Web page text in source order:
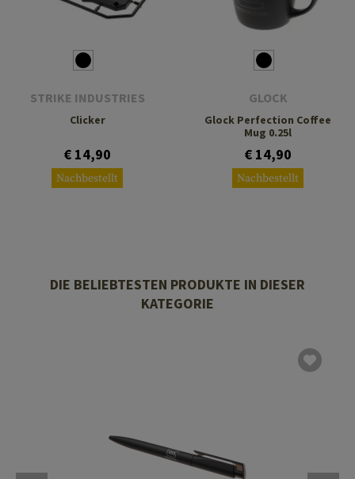
STRIKE INDUSTRIES
Clicker
€ 14,90
Nachbestellt
GLOCK
Glock Perfection Coffee
Mug 0.25l
€ 14,90
Nachbestellt
DIE BELIEBTESTEN PRODUKTE IN DIESER
KATEGORIE